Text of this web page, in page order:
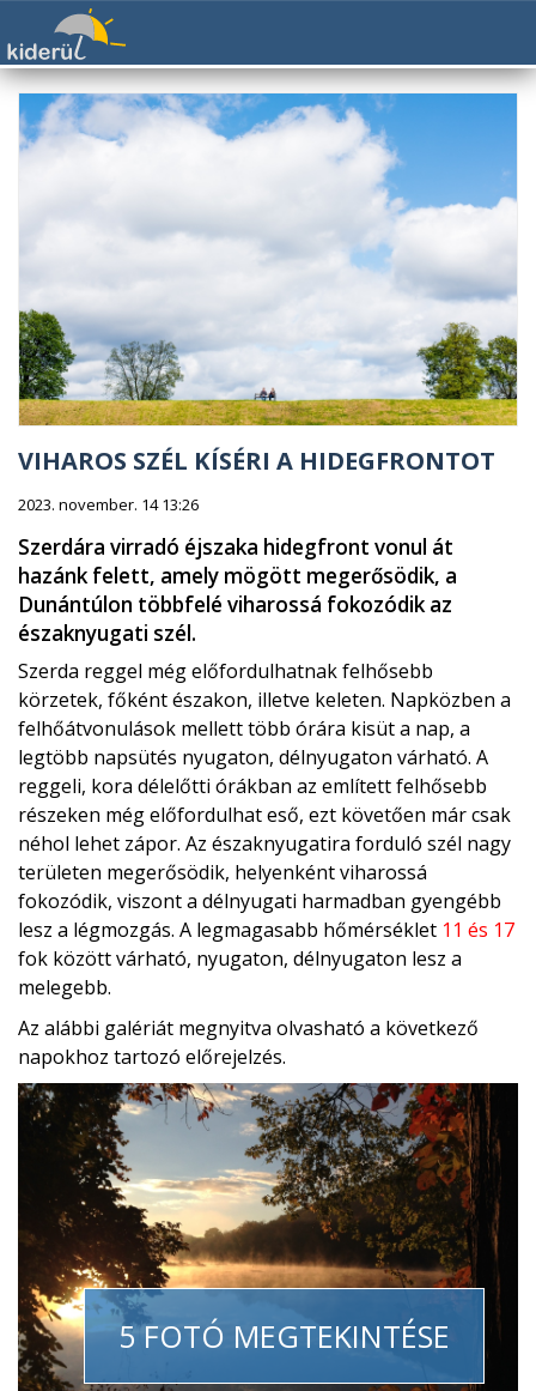
VIHAROS SZÉL KÍSÉRI A HIDEGFRONTOT
2023. november. 14 13:26
Szerdára virradó éjszaka hidegfront vonul át
hazánk felett, amely mögött megerősödik, a
Dunántúlon többfelé viharossá fokozódik az
északnyugati szél.
Szerda reggel még előfordulhatnak felhősebb
körzetek, főként északon, illetve keleten. Napközben a
felhőátvonulások mellett több órára kisüt a nap, a
legtöbb napsütés nyugaton, délnyugaton várható. A
reggeli, kora délelőtti órákban az említett felhősebb
részeken még előfordulhat eső, ezt követően már csak
néhol lehet zápor. Az északnyugatira forduló szél nagy
területen megerősödik, helyenként viharossá
fokozódik, viszont a délnyugati harmadban gyengébb
lesz a légmozgás. A legmagasabb hőmérséklet 11 és 17
fok között várható, nyugaton, délnyugaton lesz a
melegebb.
Az alábbi galériát megnyitva olvasható a következő
napokhoz tartozó előrejelzés.
5 FOTÓ MEGTEKINTÉSE